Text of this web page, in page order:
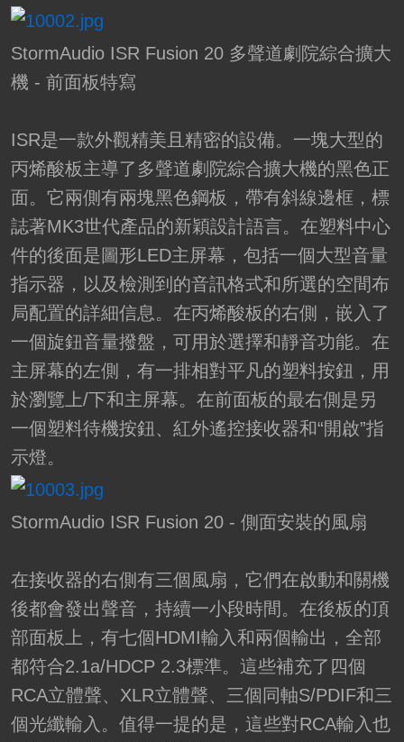
StormAudio ISR Fusion 20 多聲道劇院綜合擴大
機 - 前面板特寫
ISR是一款外觀精美且精密的設備。一塊大型的
丙烯酸板主導了多聲道劇院綜合擴大機的黑色正
面。它兩側有兩塊黑色鋼板，帶有斜線邊框，標
誌著MK3世代產品的新穎設計語言。在塑料中心
件的後面是圖形LED主屏幕，包括一個大型音量
指示器，以及檢測到的音訊格式和所選的空間布
局配置的詳細信息。在丙烯酸板的右側，嵌入了
一個旋鈕音量撥盤，可用於選擇和靜音功能。在
主屏幕的左側，有一排相對平凡的塑料按鈕，用
於瀏覽上/下和主屏幕。在前面板的最右側是另
一個塑料待機按鈕、紅外遙控接收器和“開啟”指
示燈。
StormAudio ISR Fusion 20 - 側面安裝的風扇
在接收器的右側有三個風扇，它們在啟動和關機
後都會發出聲音，持續一小段時間。在後板的頂
部面板上，有七個HDMI輸入和兩個輸出，全部
都符合2.1a/HDCP 2.3標準。這些補充了四個
RCA立體聲、XLR立體聲、三個同軸S/PDIF和三
個光纖輸入。值得一提的是，這些對RCA輸入也